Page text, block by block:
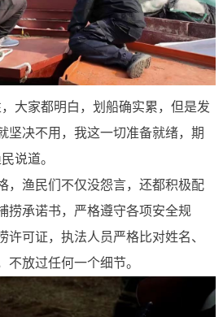
大家都明白，划船确实累，但是发
坚决不用，我这一切准备就绪，期
说道。
，渔民们不仅没怨言，还都积极配
捞承诺书，严格遵守各项安全规
许可证，执法人员严格比对姓名、
不放过任何一个细节。